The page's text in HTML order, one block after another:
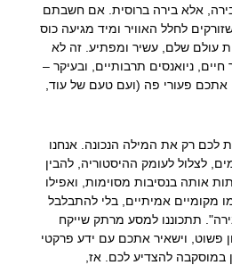
אלא בירה ברוסית. אם חשבתם
לחלל האוויר ומיד מגיעה כוס
עולם שלם, עשיר ומפתיע. זה לא
חיים, ניואנסים תרבותיים, ובעיקר –
אתכם פעורי פה (ועם טעם של עוד,
לכם רק את המילה הנכונה. אנחנו
לצלול לעומק ההיסטוריה, להבין
אותה בנסיבות מסוימות, ואפילו
מקומיים אמיתיים, בלי להתבלבל
תתכוננו למסע מרתק שייקח
פשוט, וישאיר אתכם עם ידע פרקטי
במוסקבה להצדיע לכם. אז,